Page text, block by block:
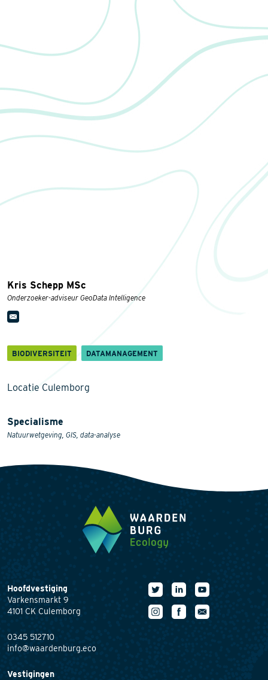
Kris Schepp MSc
Onderzoeker-adviseur GeoData Intelligence
BIODIVERSITEIT DATAMANAGEMENT
Locatie Culemborg
Specialisme
Natuurwetgeving, GIS, data-analyse
Hoofdvestiging
Varkensmarkt 9
4101 CK Culemborg
0345 512710
info@waardenburg.eco
Vestigingen